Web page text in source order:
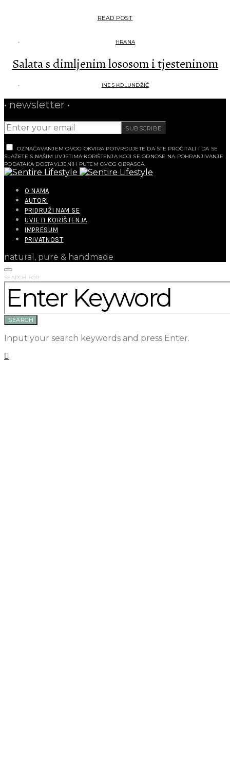
READ POST
HRANA
Salata s dimljenim lososom i tjesteninom
INES KOLUNDŽIĆ
• newsletter •
SUBSCRIBE
OZNAČAVANJEM OVOG OKVIRA POTVRĐUJETE DA STE PROČITALI I DA SE
SLAŽETE S NAŠIM UVJETIMA KORIŠTENJA KOJI SE ODNOSE NA POHRANJIVANJE
PODATAKA DOSTAVLJENIH PUTEM OVOG OBRASCA.
O NAMA
AUTORI
PRIDRUŽI NAM SE
UVJETI KORIŠTENJA
IMPRESUM
PRIVATNOST
natural, pure & handmade
SEARCH FOR:
SEARCH
Input your search keywords and press Enter.